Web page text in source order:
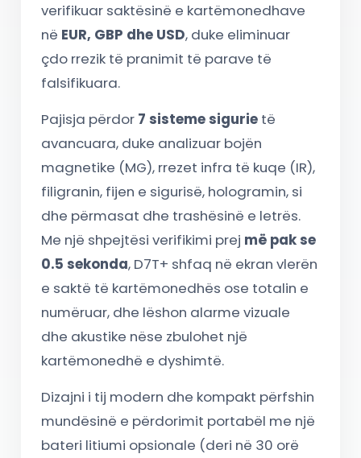
verifikuar saktësinë e kartëmonedhave
në EUR, GBP dhe USD, duke eliminuar
çdo rrezik të pranimit të parave të
falsifikuara.
Pajisja përdor 7 sisteme sigurie të
avancuara, duke analizuar bojën
magnetike (MG), rrezet infra të kuqe (IR),
filigranin, fijen e sigurisë, hologramin, si
dhe përmasat dhe trashësinë e letrës.
Me një shpejtësi verifikimi prej më pak se
0.5 sekonda, D7T+ shfaq në ekran vlerën
e saktë të kartëmonedhës ose totalin e
numëruar, dhe lëshon alarme vizuale
dhe akustike nëse zbulohet një
kartëmonedhë e dyshimtë.
Dizajni i tij modern dhe kompakt përfshin
mundësinë e përdorimit portabël me një
bateri litiumi opsionale (deri në 30 orë